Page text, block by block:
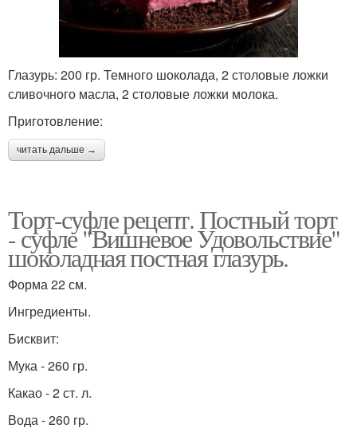
Глазурь: 200 гр. Темного шоколада, 2 столовые ложки
сливочного масла, 2 столовые ложки молока.
Приготовление:
читать дальше →
Торт-суфле рецепт. Постный торт
- суфле "Вишневое Удовольствие"
шоколадная постная глазурь.
Форма 22 см.
Ингредиенты.
Бисквит:
Мука - 260 гр.
Какао - 2 ст. л.
Вода - 260 гр.